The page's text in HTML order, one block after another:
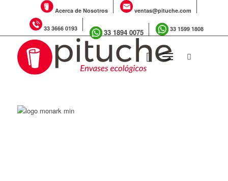
Acerca de Nosotros ventas@pituche.com
33 3666 0193 33 1894 0075 33 1599 1808